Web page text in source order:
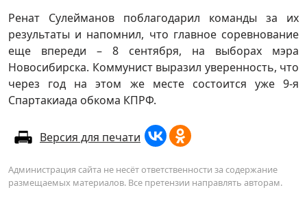
Ренат Сулейманов поблагодарил команды за их
результаты и напомнил, что главное соревнование
еще впереди – 8 сентября, на выборах мэра
Новосибирска. Коммунист выразил уверенность, что
через год на этом же месте состоится уже 9-я
Спартакиада обкома КПРФ.
Версия для печати
Администрация сайта не несёт ответственности за содержание
размещаемых материалов. Все претензии направлять авторам.